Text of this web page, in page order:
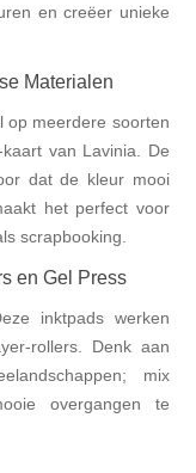
en creëer unieke
Materialen
op meerdere soorten
van Lavinia. De
dat de kleur mooi
het perfect voor
scrapbooking.
en Gel Press
inktpads werken
rollers. Denk aan
mix
overgangen te